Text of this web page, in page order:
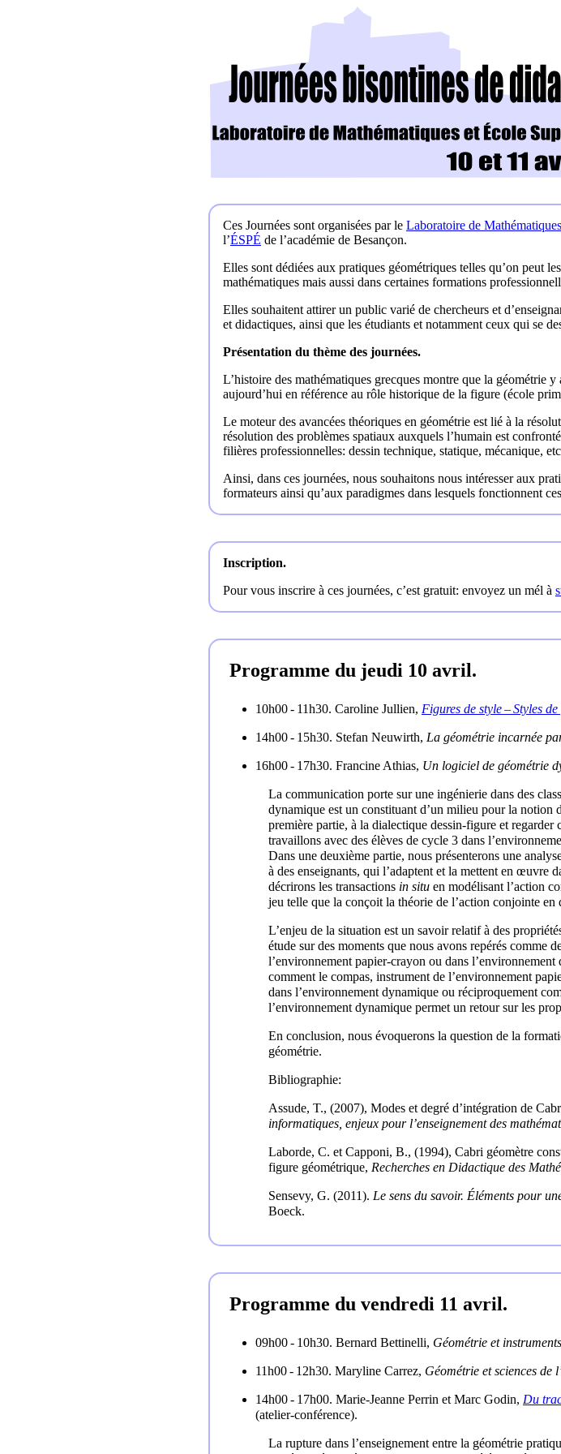
Ces Journées sont organisées par le Laboratoire de
l’ÉSPÉ de l’académie de Besançon.
Elles sont dédiées aux pratiques géométriques telles qu’on peut
mathématiques mais aussi dans certaines formations
Elles souhaitent attirer un public varié de chercheurs et
et didactiques, ainsi que les étudiants et notamment ceux qui se
Présentation du thème des journées
L’histoire des mathématiques grecques montre que la géométrie
aujourd’hui en référence au rôle historique de la figure (école
Le moteur des avancées théoriques en géométrie est lié à la
résolution des problèmes spatiaux auxquels l’humain est
filières professionnelles: dessin technique, statique, mécanique,
Ainsi, dans ces journées, nous souhaitons nous intéresser aux
formateurs ainsi qu’aux paradigmes dans lesquels fonctionnent
Inscription
Pour vous inscrire à ces journées, c’est gratuit: envoyez un mél à
Programme du jeudi 10 avril.
10h00 ‑ 11h30. Caroline Jullien, Figures de style – Styles
14h00 ‑ 15h30. Stefan Neuwirth, La géométrie incarnée
16h00 ‑ 17h30. Francine Athias, Un logiciel de géométrie
La communication porte sur une ingénierie dans des
dynamique est un constituant d’un milieu pour la notion
première partie, à la dialectique dessin-figure et
travaillons avec des élèves de cycle 3 dans
Dans une deuxième partie, nous présenterons une
à des enseignants, qui l’adaptent et la mettent en œuvre
décrirons les transactions in situ en modélisant l’action
jeu telle que la conçoit la théorie de l’action conjointe en
L’enjeu de la situation est un savoir relatif à des
étude sur des moments que nous avons repérés comme
l’environnement papier-crayon ou dans
comment le compas, instrument de l’environnement
dans l’environnement dynamique ou réciproquement
l’environnement dynamique permet un retour sur les
En conclusion, nous évoquerons la question de la
géométrie.
Bibliographie:
Assude, T., (2007), Modes et degré d’intégration de
informatiques, enjeux pour l’enseignement des
Laborde, C. et Capponi, B., (1994), Cabri géomètre
figure géométrique, Recherches en Didactique des
Sensevy, G. (2011). Le sens du savoir. Éléments pour
Boeck.
Programme du vendredi 11 avril.
09h00 ‑ 10h30. Bernard Bettinelli, Géométrie et
11h00 ‑ 12h30. Maryline Carrez, Géométrie et sciences de
14h00 ‑ 17h00. Marie-Jeanne Perrin et Marc Godin, Du
(atelier-conférence).
La rupture dans l’enseignement entre la géométrie